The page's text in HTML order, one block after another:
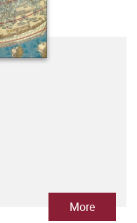
More